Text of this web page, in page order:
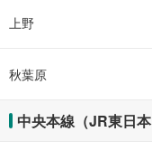
会館、千代田清掃事務所、
上野
秋葉原
中央本線（JR東日本